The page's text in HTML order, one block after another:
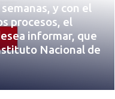
y con el
procesos, el
informar, que
Nacional de